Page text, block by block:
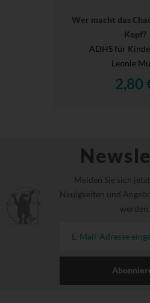
Wer macht das
Kopf?
ADHS für
Leonie
2,80
Melden Sie sich
Neuigkeiten und
werden.